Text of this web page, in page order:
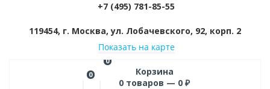
+7 (495) 781-85-55
119454, г. Москва, ул. Лобачевского, 92, корп. 2
Показать на карте
0
0
Корзина
0 товаров — 0 ₽